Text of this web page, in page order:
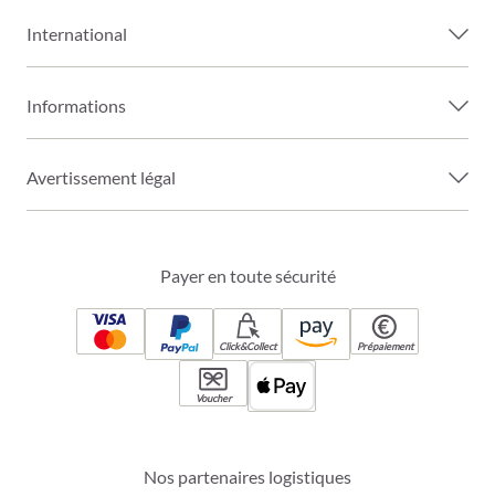
International
Informations
Avertissement légal
Payer en toute sécurité
Click&Collect Prépaiement
Voucher
Nos partenaires logistiques